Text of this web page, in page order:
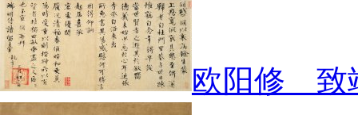
欧阳修 致